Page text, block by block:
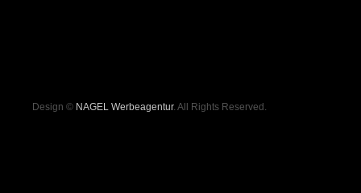
Design © NAGEL Werbeagentur. All Rights Reserved.